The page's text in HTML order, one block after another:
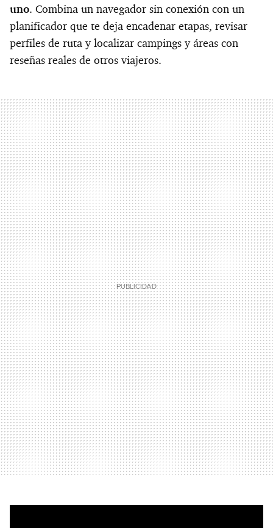
uno. Combina un navegador sin conexión con un
planificador que te deja encadenar etapas, revisar
perfiles de ruta y localizar campings y áreas con
reseñas reales de otros viajeros.